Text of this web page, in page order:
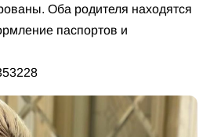
Оба родителя находятся
паспортов и